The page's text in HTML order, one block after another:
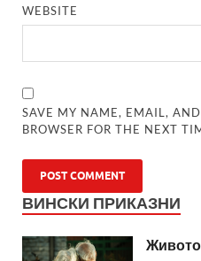
WEBSITE
SAVE MY NAME, EMAIL,
BROWSER FOR THE NEXT
ВИНСКИ ПРИКАЗНИ